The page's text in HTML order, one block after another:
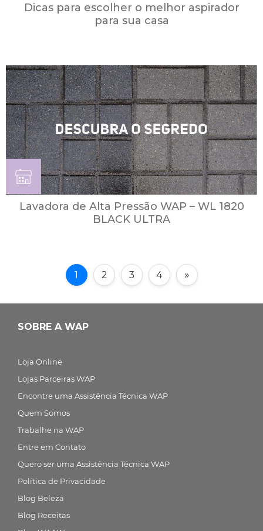
Dicas para escolher o melhor aspirador
para sua casa
Lavadora de Alta Pressão WAP – WL 1820
BLACK ULTRA
1 2 3 4 »
SOBRE A WAP
Loja Online
Lojas Parceiras WAP
Encontre uma Assistência Técnica WAP
Quem Somos
Trabalhe na WAP
Entre em Contato
Quero ser uma Assistência Técnica WAP
Política de Privacidade
Blog Beleza
Blog Receitas